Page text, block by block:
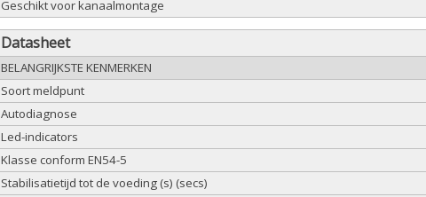
Geschikt voor kanaalmontage
Datasheet
BELANGRIJKSTE KENMERKEN
Soort meldpunt
Autodiagnose
Led-indicators
Klasse conform EN54-5
Stabilisatietijd tot de voeding (s) (secs)